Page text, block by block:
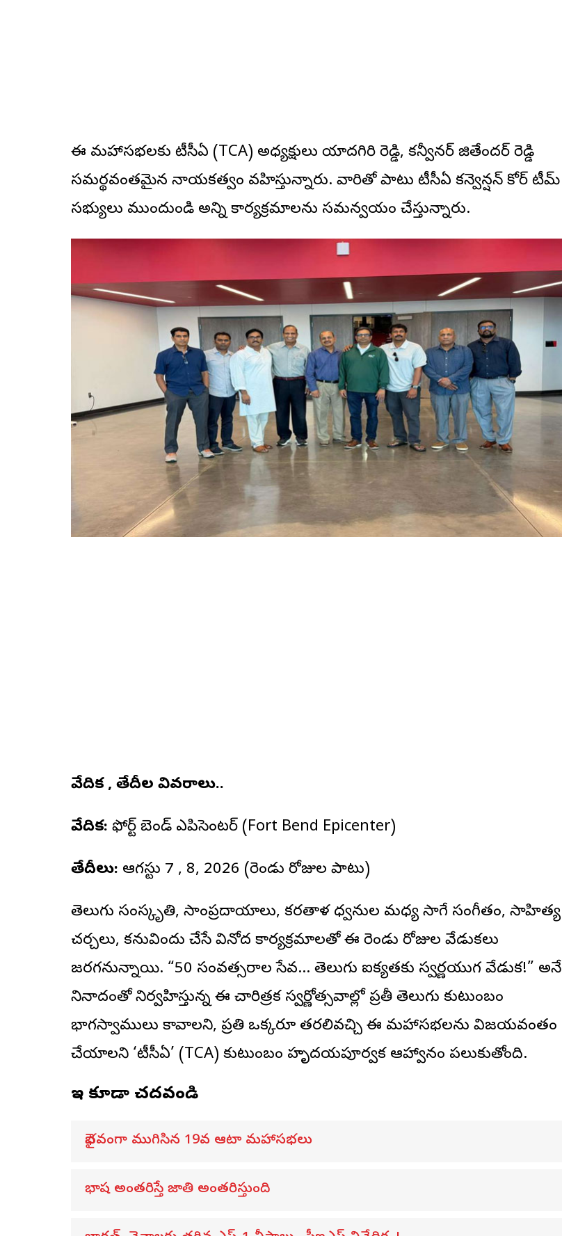
ఈ మహాసభలకు టీసీఏ (TCA) అధ్యక్షులు యాదగిరి రెడ్డి, కన్వీనర్ జితేందర్ రెడ్డి
సమర్థవంతమైన నాయకత్వం వహిస్తున్నారు. వారితో పాటు టీసీఏ కన్వెన్షన్ కోర్ టీమ్
సభ్యులు ముందుండి అన్ని కార్యక్రమాలను సమన్వయం చేస్తున్నారు.
వేదిక , తేదీల వివరాలు..
వేదిక: ఫోర్ట్ బెండ్ ఎపి‌సెంటర్ (Fort Bend Epicenter)
తేదీలు: ఆగస్టు 7 , 8, 2026 (రెండు రోజుల పాటు)
తెలుగు సంస్కృతి, సాంప్రదాయాలు, కరతాళ ధ్వనుల మధ్య సాగే సంగీతం, సాహిత్య
చర్చలు, కనువిందు చేసే వినోద కార్యక్రమాలతో ఈ రెండు రోజుల వేడుకలు
జరగనున్నాయి. “50 సంవత్సరాల సేవ… తెలుగు ఐక్యతకు స్వర్ణయుగ వేడుక!” అనే
నినాదంతో నిర్వహిస్తున్న ఈ చారిత్రక స్వర్ణోత్సవాల్లో ప్రతీ తెలుగు కుటుంబం
భాగస్వాములు కావాలని, ప్రతి ఒక్కరూ తరలివచ్చి ఈ మహాసభలను విజయవంతం
చేయాలని ‘టీసీఏ’ (TCA) కుటుంబం హృదయపూర్వక ఆహ్వానం పలుకుతోంది.
ఇవి కూడా చదవండి
వైభవంగా ముగిసిన 19వ ఆటా మహాసభలు
భాష అంతరిస్తే జాతి అంతరిస్తుంది